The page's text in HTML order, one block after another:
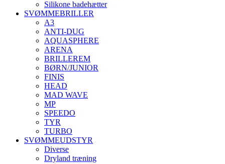
Silikone badehætter
SVØMMEBRILLER
A3
ANTI-DUG
AQUASPHERE
ARENA
BRILLEREM
BØRN/JUNIOR
FINIS
HEAD
MAD WAVE
MP
SPEEDO
TYR
TURBO
SVØMMEUDSTYR
Diverse
Dryland træning